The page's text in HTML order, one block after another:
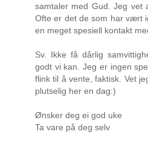
samtaler med Gud. Jeg vet
Ofte er det de som har vært
en meget spesiell kontakt
Sv. Ikke få dårlig
godt vi kan. Jeg er ingen
flink til å vente, faktisk. Vet
plutselig her en dag:)
Ønsker deg ei god uke
Ta vare på deg selv